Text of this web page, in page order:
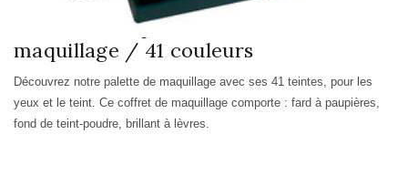
Saba Cométiques : Palette de
maquillage / 41 couleurs
Découvrez notre palette de maquillage avec ses 41 teintes, pour les
yeux et le teint. Ce coffret de maquillage comporte : fard à paupières,
fond de teint-poudre, brillant à lèvres.